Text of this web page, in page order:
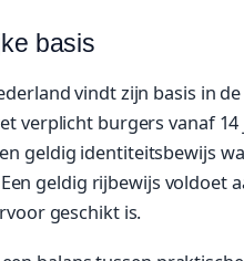
basis
vindt zijn basis in
verplicht burgers vanaf
geldig identiteitsbewijs
geldig rijbewijs voldoet
geschikt is.